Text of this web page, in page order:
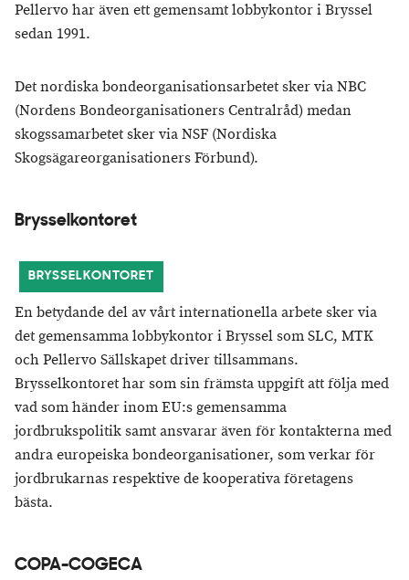
Pellervo har även ett gemensamt lobbykontor i Bryssel
sedan 1991.
Det nordiska bondeorganisationsarbetet sker via NBC
(Nordens Bondeorganisationers Centralråd) medan
skogssamarbetet sker via NSF (Nordiska
Skogsägareorganisationers Förbund).
Brysselkontoret
BRYSSELKONTORET
En betydande del av vårt internationella arbete sker via
det gemensamma lobbykontor i Bryssel som SLC, MTK
och Pellervo Sällskapet driver tillsammans.
Brysselkontoret har som sin främsta uppgift att följa med
vad som händer inom EU:s gemensamma
jordbrukspolitik samt ansvarar även för kontakterna med
andra europeiska bondeorganisationer, som verkar för
jordbrukarnas respektive de kooperativa företagens
bästa.
COPA-COGECA